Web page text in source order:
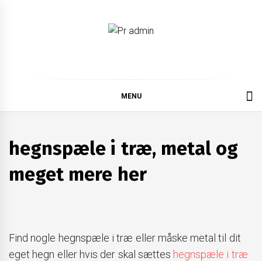
MENU
hegnspæle i træ, metal og
meget mere her
Find nogle hegnspæle i træ eller måske metal til dit
eget hegn eller hvis der skal sættes hegnspæle i træ